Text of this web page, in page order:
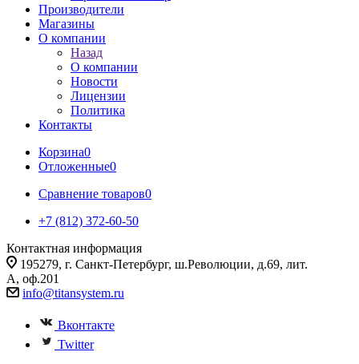
Производители
Магазины
О компании
Назад
О компании
Новости
Лицензии
Политика
Контакты
Корзина0
Отложенные0
Сравнение товаров0
+7 (812) 372-60-50
Контактная информация
195279, г. Санкт-Петербург, ш.Революции, д.69, лит.
А, оф.201
info@titansystem.ru
Вконтакте
Twitter